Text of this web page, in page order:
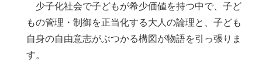
少子化社会で子どもが希少価値を持つ中で、子ど
もの管理・制御を正当化する大人の論理と、子ども
自身の自由意志がぶつかる構図が物語を引っ張りま
す。